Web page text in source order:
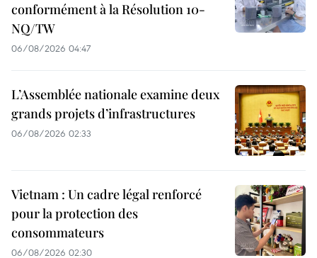
conformément à la Résolution 10-
NQ/TW
06/08/2026 04:47
L’Assemblée nationale examine deux
grands projets d’infrastructures
06/08/2026 02:33
Vietnam : Un cadre légal renforcé
pour la protection des
consommateurs
06/08/2026 02:30